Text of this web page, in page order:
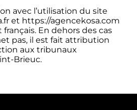
avec l’utilisation du site
et https://agencekosa.com
En dehors des cas
pas, il est fait attribution
aux tribunaux
Brieuc.